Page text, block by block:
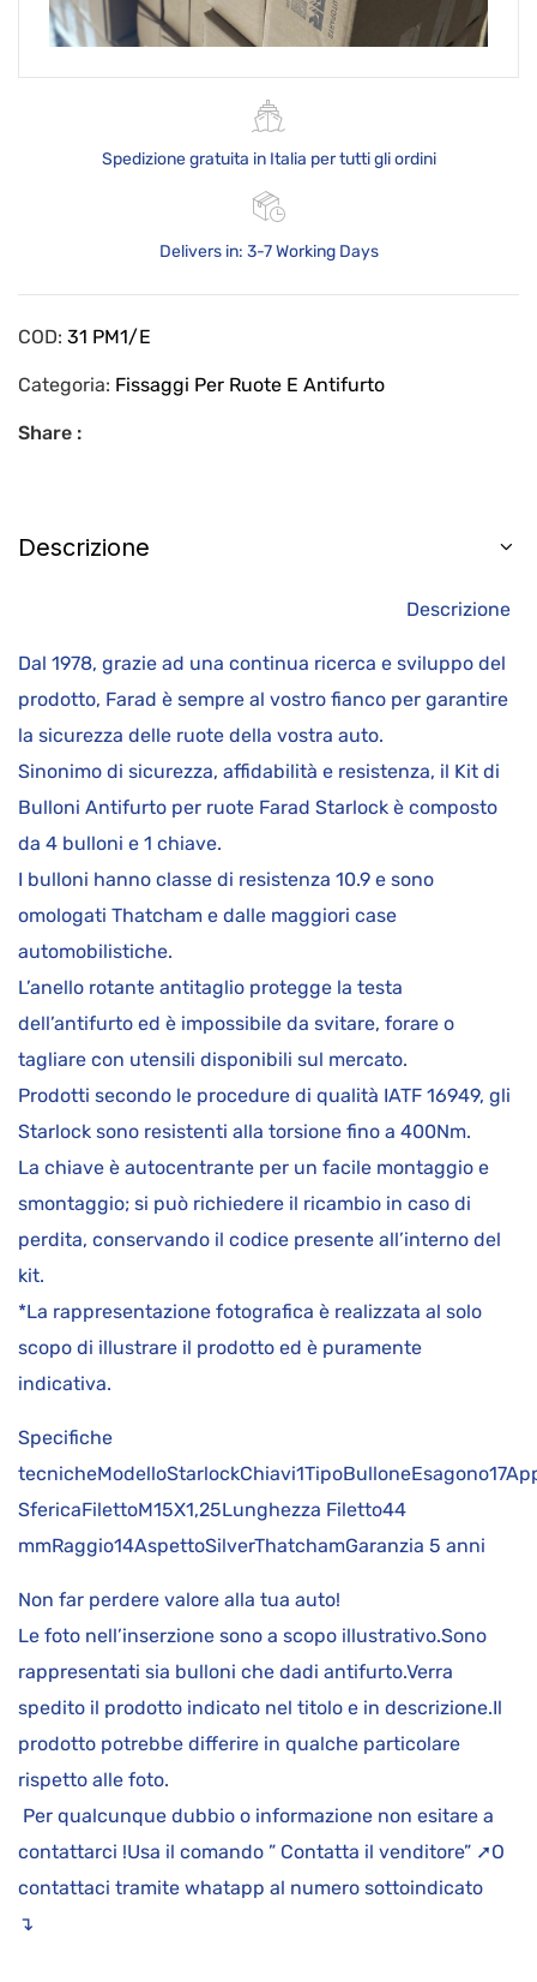
Spedizione gratuita in Italia per tutti gli ordini
Delivers in: 3-7 Working Days
COD: 31 PM1/E
Categoria: Fissaggi Per Ruote E Antifurto
Share :
Descrizione
Descrizione
Dal 1978, grazie ad una continua ricerca e sviluppo del
prodotto, Farad è sempre al vostro fianco per garantire
la sicurezza delle ruote della vostra auto.
Sinonimo di sicurezza, affidabilità e resistenza, il Kit di
Bulloni Antifurto per ruote Farad Starlock è composto
da 4 bulloni e 1 chiave.
I bulloni hanno classe di resistenza 10.9 e sono
omologati Thatcham e dalle maggiori case
automobilistiche.
L’anello rotante antitaglio protegge la testa
dell’antifurto ed è impossibile da svitare, forare o
tagliare con utensili disponibili sul mercato.
Prodotti secondo le procedure di qualità IATF 16949, gli
Starlock sono resistenti alla torsione fino a 400Nm.
La chiave è autocentrante per un facile montaggio e
smontaggio; si può richiedere il ricambio in caso di
perdita, conservando il codice presente all’interno del
kit.
*La rappresentazione fotografica è realizzata al solo
scopo di illustrare il prodotto ed è puramente
indicativa.
Specifiche
SfericaFilettoM15X1,25Lunghezza Filetto44
mmRaggio14AspettoSilverThatchamGaranzia 5 anni
Non far perdere valore alla tua auto!
Le foto nell’inserzione sono a scopo illustrativo.Sono
rappresentati sia bulloni che dadi antifurto.Verra
spedito il prodotto indicato nel titolo e in descrizione.Il
prodotto potrebbe differire in qualche particolare
rispetto alle foto.
Per qualcunque dubbio o informazione non esitare a
contattarci !Usa il comando ” Contatta il venditore” ➚O
contattaci tramite whatapp al numero sottoindicato
↴